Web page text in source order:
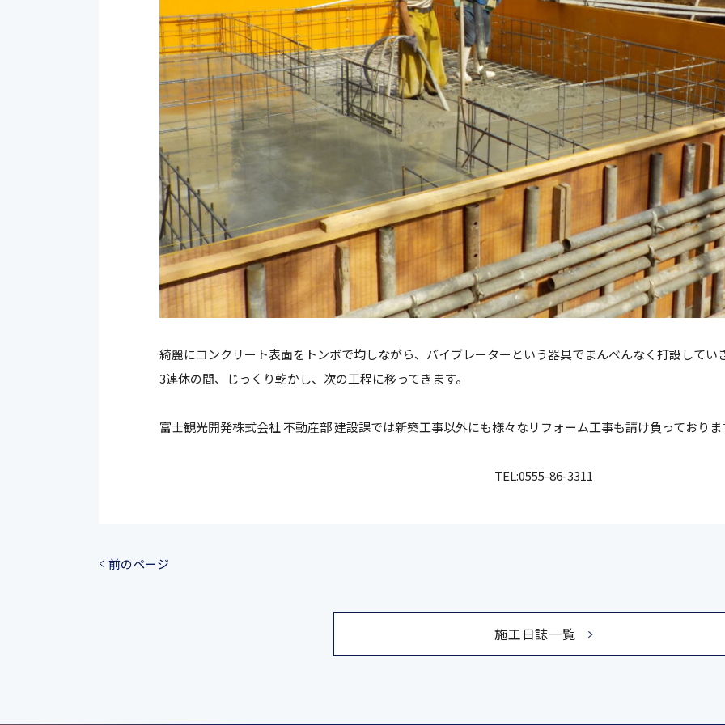
綺麗にコンクリート表面をトンボで均しながら、バイブレーターという器具でまんべんなく打設してい
3連休の間、じっくり乾かし、次の工程に移ってきます。
富士観光開発株式会社 不動産部 建設課では新築工事以外にも様々なリフォーム工事も請け負っており
TEL:0555-86-3311
前のページ
施工日誌一覧